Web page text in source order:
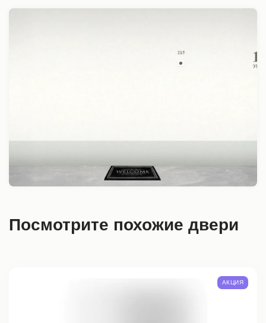
Посмотрите похожие двери
АКЦИЯ